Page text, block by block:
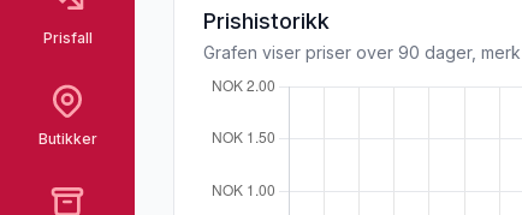
Prisfall
Butikker
Prishistorikk
Grafen viser priser over 90 dager,